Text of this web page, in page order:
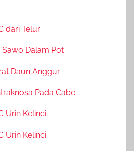
dari Telur
Dalam Pot
Daun Anggur
Pada Cabe
Urin Kelinci
Urin Kelinci